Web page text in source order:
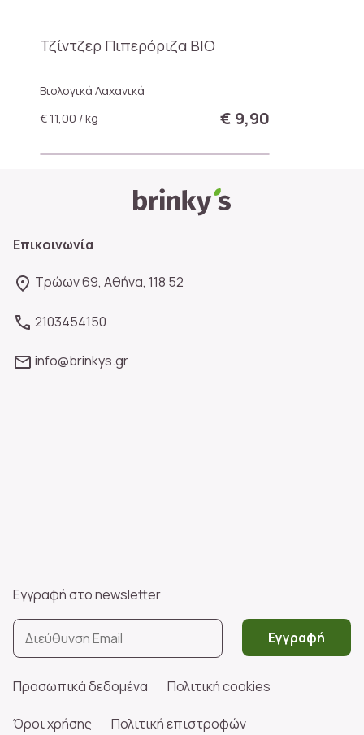
Τζίντζερ Πιπερόριζα BIO
Βιολογικά Λαχανικά
€ 11,00 / kg
€ 9,90
Επικοινωνία
Τρώων 69, Αθήνα, 118 52
2103454150
info@brinkys.gr
Εγγραφή στο newsletter
Εγγραφή
Προσωπικά δεδομένα Πολιτική cookies
Όροι χρήσης Πολιτική επιστροφών